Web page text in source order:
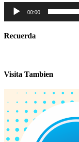
Reproductor
audio
00:00
Recuerda
Visita Tambien